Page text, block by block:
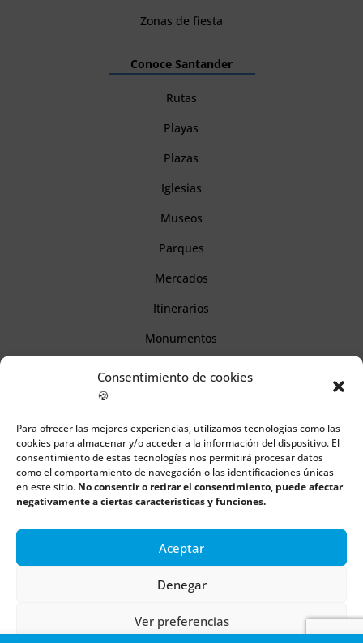
Consentimiento de cookies
🍪
Para ofrecer las mejores experiencias, utilizamos tecnologías como las
cookies para almacenar y/o acceder a la información del dispositivo. El
consentimiento de estas tecnologías nos permitirá procesar datos
como el comportamiento de navegación o las identificaciones únicas
en este sitio. No consentir o retirar el consentimiento, puede afectar
negativamente a ciertas características y funciones.
Aceptar
Denegar
Ver preferencias
Zonas de fiesta
Conoce Santander
Rutas
Playas
Plazas
Iglesias
Museos
Parques
Mercados
Itinerarios
Monumentos
Información
Aviso legal
Política de cookies
Política de privacidad
Boulders